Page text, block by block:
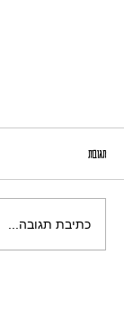
תגובות
כתיבת תגובה...